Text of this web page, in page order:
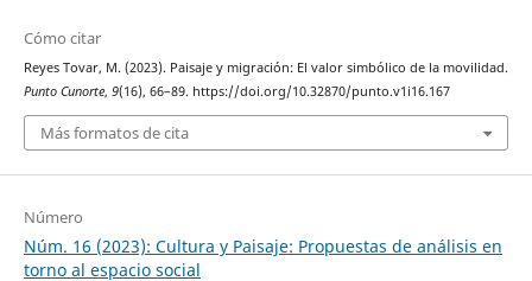
Cómo citar
Reyes Tovar, M. (2023). Paisaje y migración: El valor simbólico de la movilidad.
Punto Cunorte, 9(16), 66–89. https://doi.org/10.32870/punto.v1i16.167
Más formatos de cita
Número
Núm. 16 (2023): Cultura y Paisaje: Propuestas de análisis en
torno al espacio social